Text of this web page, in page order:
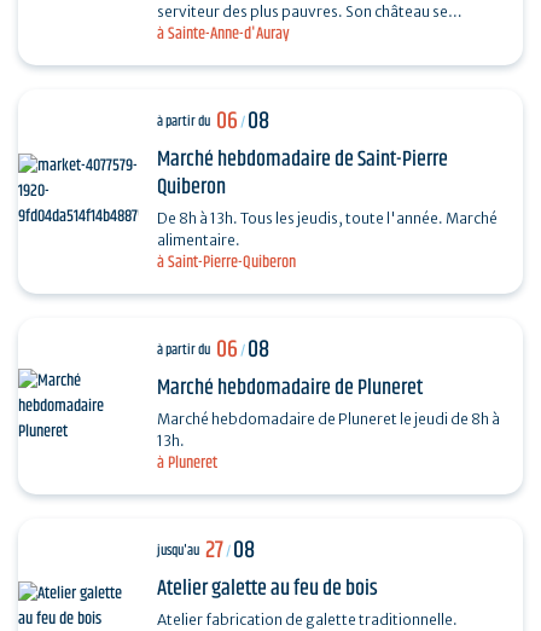
à Sainte-Anne-d'Auray
serviteur des plus pauvres. Son château se
transforme en refuge, sa vie en offrande.
à Saint-Pierre-Quiberon
à partir du 06/08
Marché hebdomadaire de Saint-Pierre
Quiberon
De 8h à 13h. Tous les jeudis, toute l'année. Marché
alimentaire.
à Pluneret
à partir du 06/08
Marché hebdomadaire de Pluneret
Marché hebdomadaire de Pluneret le jeudi de 8h à
13h.
jusqu'au 27/08
Atelier galette au feu de bois
Atelier fabrication de galette traditionnelle.